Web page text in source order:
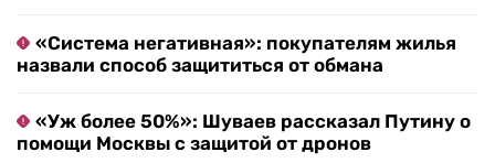
«Система негативная»: покупателям жилья
назвали способ защититься от обмана
«Уж более 50%»: Шуваев рассказал Путину о
помощи Москвы с защитой от дронов